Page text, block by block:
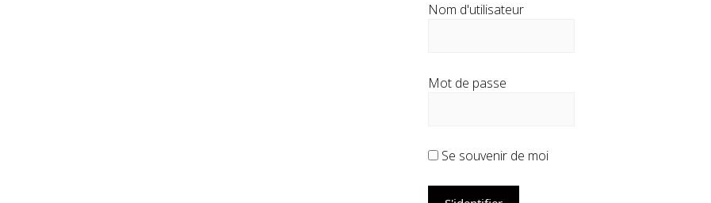
Nom d'utilisateur
Mot de passe
Se souvenir de moi